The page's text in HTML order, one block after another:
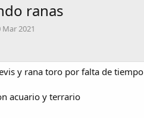
ranas
Mar 2021
y rana toro por falta de tiempo
acuario y terrario